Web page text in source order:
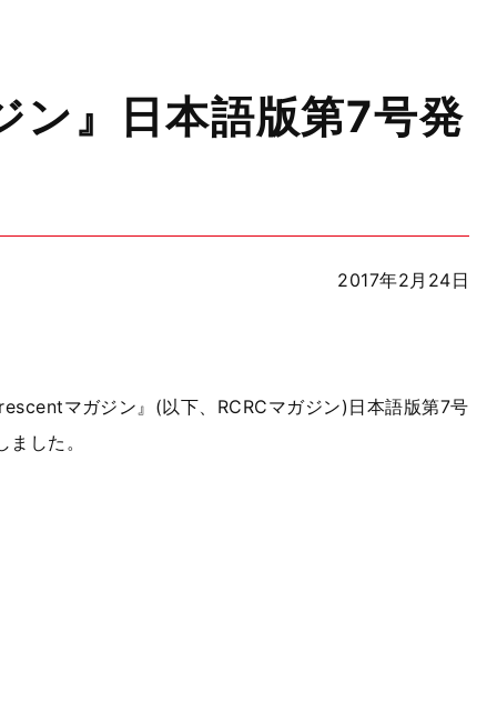
』日本語版第7号発
2017年2月24日
マガジン』(以下、RCRCマガジン)日本語版第7号
した。